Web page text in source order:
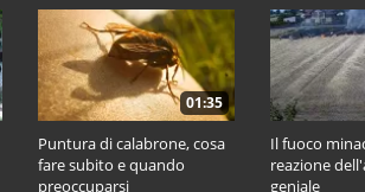
01:35
Puntura di calabrone, cosa
fare subito e quando
preoccuparsi
Il fuoco
reazione
geniale